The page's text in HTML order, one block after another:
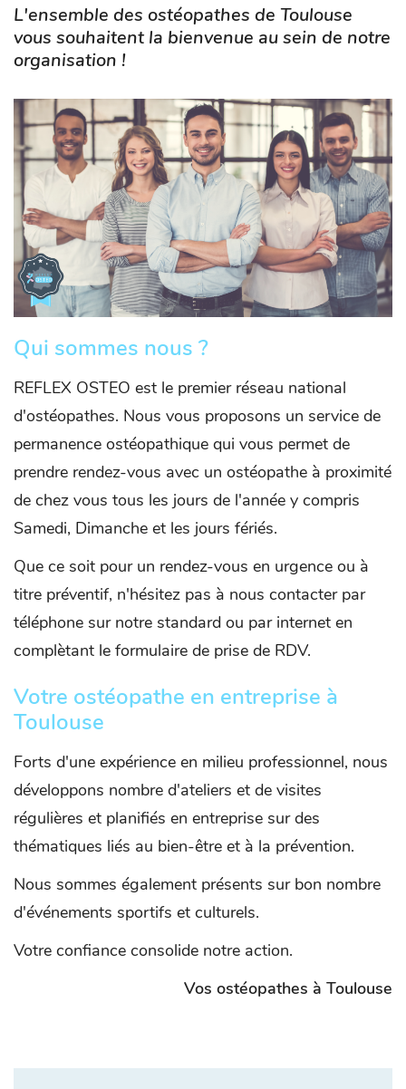
L'ensemble des ostéopathes de Toulouse
vous souhaitent la bienvenue au sein de notre
organisation !
Qui sommes nous ?
REFLEX OSTEO est le premier réseau national
d'ostéopathes. Nous vous proposons un service de
permanence ostéopathique qui vous permet de
prendre rendez-vous avec un ostéopathe à proximité
de chez vous tous les jours de l'année y compris
Samedi, Dimanche et les jours fériés.
Que ce soit pour un rendez-vous en urgence ou à
titre préventif, n'hésitez pas à nous contacter par
téléphone sur notre standard ou par internet en
complètant le formulaire de prise de RDV.
Votre ostéopathe en entreprise à
Toulouse
Forts d'une expérience en milieu professionnel, nous
développons nombre d'ateliers et de visites
régulières et planifiés en entreprise sur des
thématiques liés au bien-être et à la prévention.
Nous sommes également présents sur bon nombre
d'événements sportifs et culturels.
Votre confiance consolide notre action.
Vos ostéopathes à Toulouse